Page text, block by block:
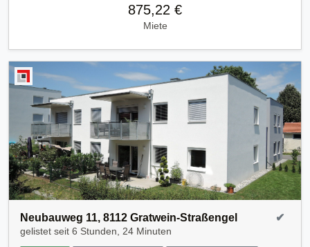
875,22 €
Miete
Neubauweg 11, 8112 Gratwein-Straßengel
gelistet seit 6 Stunden, 24 Minuten
✔